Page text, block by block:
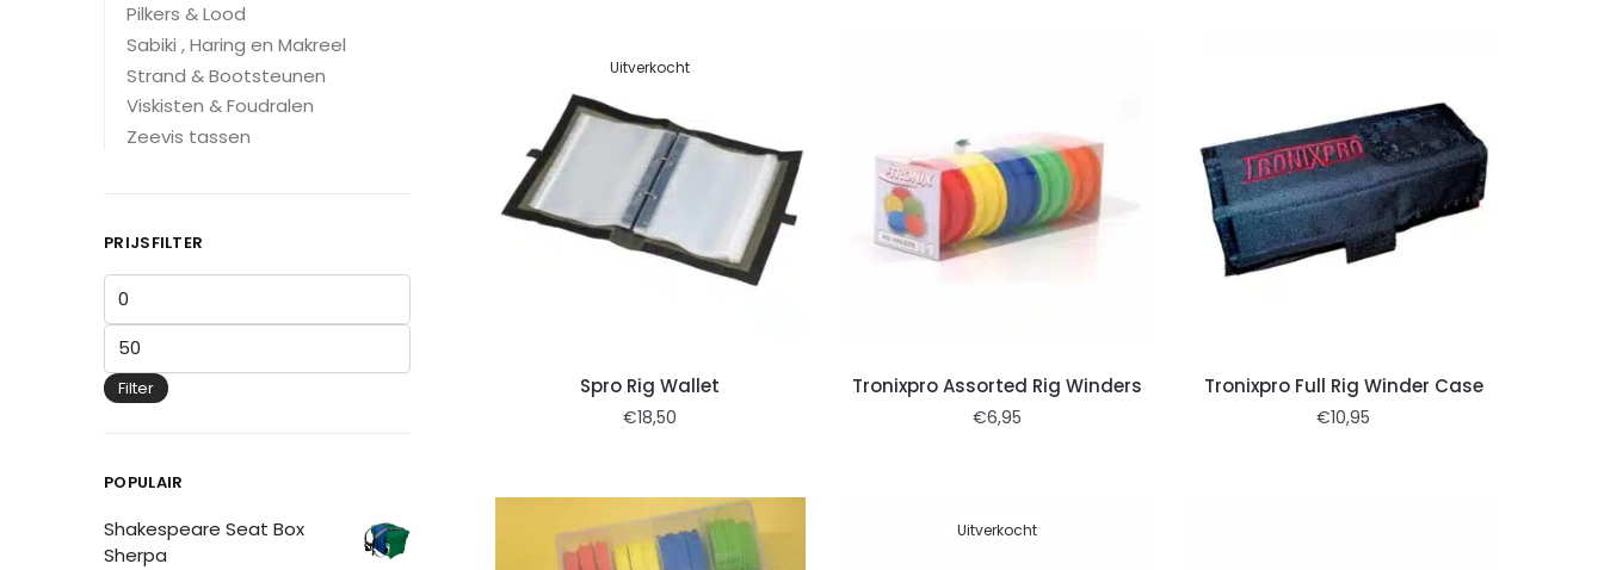
Uitverkocht
Spro Rig Wallet
€18,50
Tronixpro Assorted Rig Winders
€6,95
Tronixpro Full Rig Winder Case
€10,95
Uitverkocht
Pilkers & Lood
Sabiki , Haring en Makreel
Strand & Bootsteunen
Viskisten & Foudralen
Zeevis tassen
PRIJSFILTER
Filter
POPULAIR
Shakespeare Seat Box
Sherpa